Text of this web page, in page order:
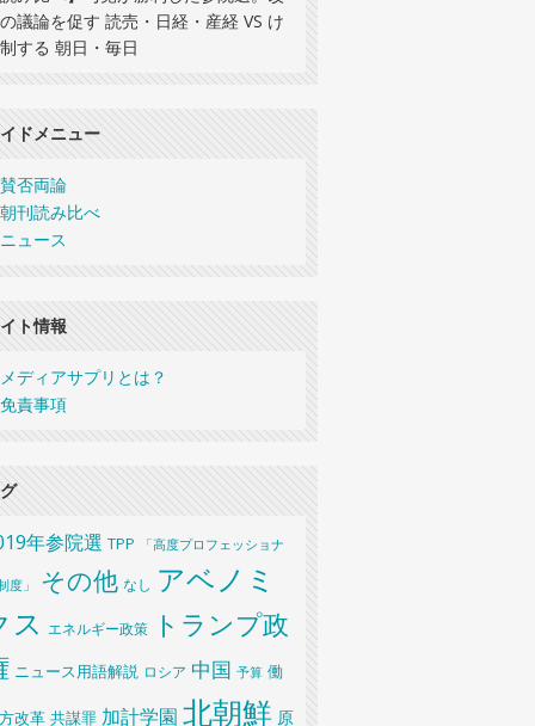
議論を促す 読売・日経・産経 VS け
する 朝日・毎日
ドメニュー
賛否両論
朝刊読み比べ
ニュース
ト情報
メディアサプリとは？
免責事項
年参院選 TPP 「高度プロフェッショナ
度」 その他 なし アベノミ
ス エネルギー政策
トランプ政
ニュース用語解説 ロシア 中国 予算 働
改革 共謀罪 加計学園 北朝鮮 原